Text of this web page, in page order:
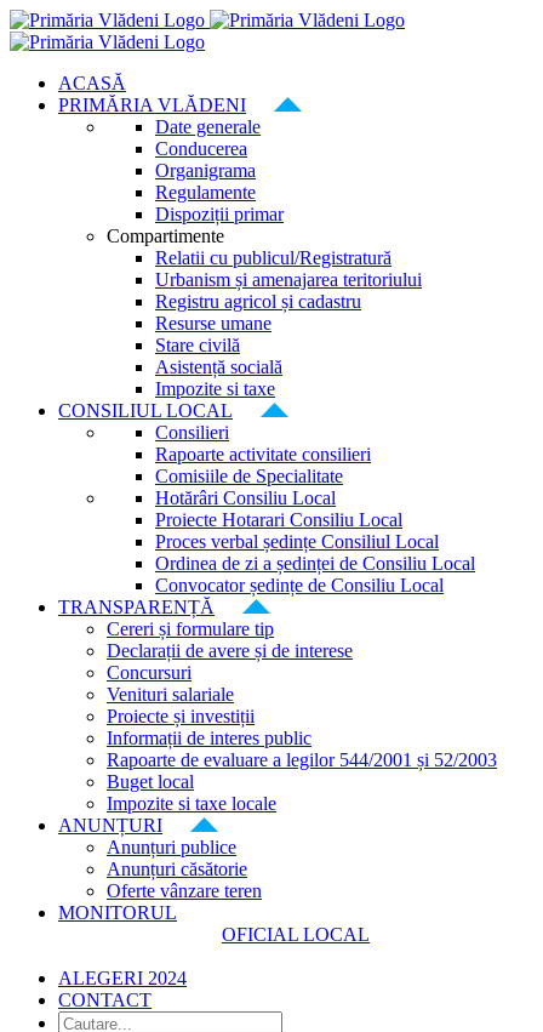
Skip
to
ACASĂ
PRIMĂRIA VLĂDENI
Date generale
Conducerea
Organigrama
Regulamente
Dispoziții primar
Compartimente
Relatii cu publicul/Registratură
Urbanism și amenajarea teritoriului
Registru agricol și cadastru
Resurse umane
Stare civilă
Asistență socială
Impozite si taxe
CONSILIUL LOCAL
Consilieri
Rapoarte activitate consilieri
Comisiile de Specialitate
Hotărâri Consiliu Local
Proiecte Hotarari Consiliu Local
Proces verbal ședințe Consiliul Local
Ordinea de zi a ședinței de Consiliu Local
Convocator ședințe de Consiliu Local
TRANSPARENȚĂ
Cereri și formulare tip
Declarații de avere și de interese
Concursuri
Venituri salariale
Proiecte și investiții
Informații de interes public
Rapoarte de evaluare a legilor 544/2001 și 52/2003
Buget local
Impozite si taxe locale
ANUNȚURI
Anunțuri publice
Anunțuri căsătorie
Oferte vânzare teren
MONITORUL
OFICIAL LOCAL
ALEGERI 2024
CONTACT
Cautare...